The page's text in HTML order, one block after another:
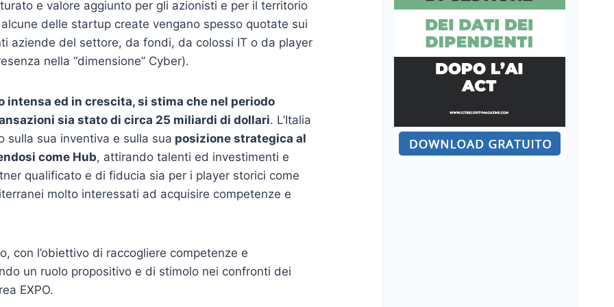
e valore aggiunto per gli azionisti e per il territorio
delle startup create vengano spesso quotate sui
aziende del settore, da fondi, da colossi IT o da player
nella “dimensione” Cyber).
intensa ed in crescita, si stima che nel periodo
sia stato di circa 25 miliardi di dollari. L’Italia
sulla sua inventiva e sulla sua posizione strategica al
come Hub, attirando talenti ed investimenti e
qualificato e di fiducia sia per i player storici come
molto interessati ad acquisire competenze e
con l’obiettivo di raccogliere competenze e
un ruolo propositivo e di stimolo nei confronti dei
EXPO.